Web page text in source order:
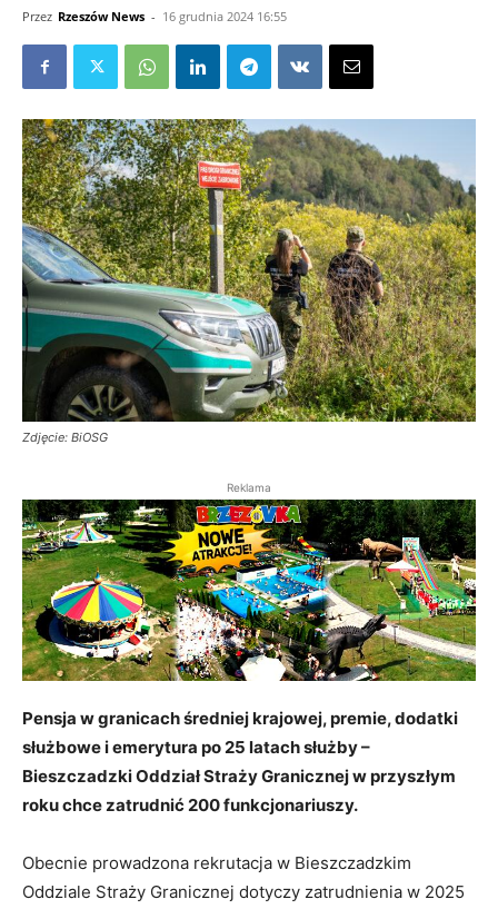
Przez Rzeszów News - 16 grudnia 2024 16:55
Zdjęcie: BiOSG
Reklama
Pensja w granicach średniej krajowej, premie, dodatki
służbowe i emerytura po 25 latach służby –
Bieszczadzki Oddział Straży Granicznej w przyszłym
roku chce zatrudnić 200 funkcjonariuszy.
Obecnie prowadzona rekrutacja w Bieszczadzkim
Oddziale Straży Granicznej dotyczy zatrudnienia w 2025